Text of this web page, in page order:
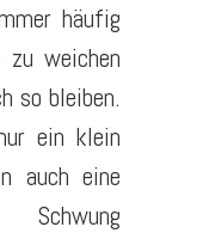
häufig
weichen
so bleiben.
ein klein
auch eine